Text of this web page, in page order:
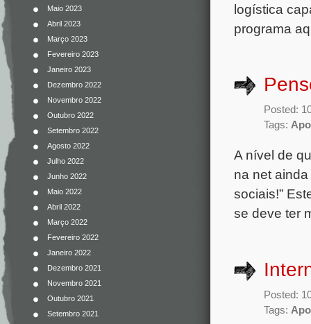
Maio 2023
Abril 2023
Março 2023
Fevereiro 2023
Janeiro 2023
Dezembro 2022
Novembro 2022
Outubro 2022
Setembro 2022
Agosto 2022
Julho 2022
Junho 2022
Maio 2022
Abril 2022
Março 2022
Fevereiro 2022
Janeiro 2022
Dezembro 2021
Novembro 2021
Outubro 2021
Setembro 2021
logística
programa
Posted:
Tags:
A nível de
na net
sociais!”
se deve ter
Posted:
Tags: